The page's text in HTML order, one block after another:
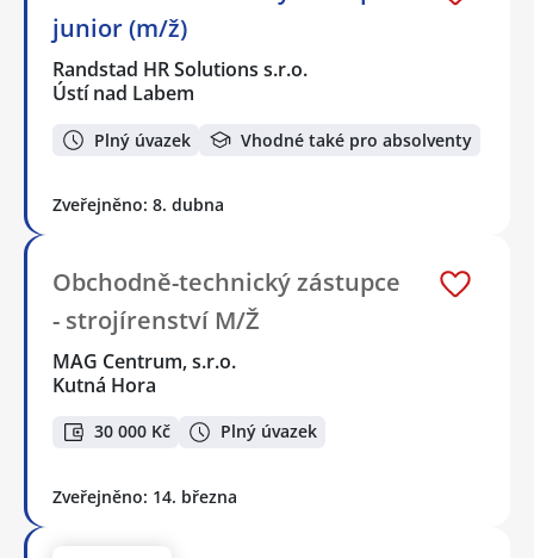
junior (m/ž)
Randstad HR Solutions s.r.o.
Ústí nad Labem
Plný úvazek Vhodné také pro absolventy
Zveřejněno: 8. dubna
Obchodně-technický zástupce
- strojírenství M/Ž
MAG Centrum, s.r.o.
Kutná Hora
30 000 Kč Plný úvazek
Zveřejněno: 14. března